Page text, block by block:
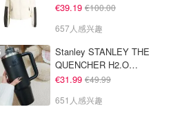
€39.19 €100.00
657人感兴趣
Stanley STANLEY THE
QUENCHER H2.O
FLOWSTATE 保温杯 1.18L 黑
€31.99 €49.99
651人感兴趣